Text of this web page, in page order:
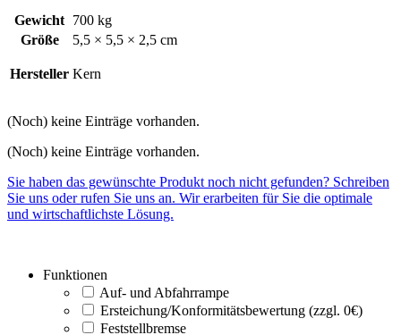
Gewicht 700 kg
Größe
5,5 × 5,5 × 2,5 cm
Hersteller Kern
(Noch) keine Einträge vorhanden.
(Noch) keine Einträge vorhanden.
Sie haben das gewünschte Produkt noch nicht gefunden? Schreiben
Sie uns oder rufen Sie uns an. Wir erarbeiten für Sie die optimale
und wirtschaftlichste Lösung.
Funktionen
Auf- und Abfahrrampe
Ersteichung/Konformitätsbewertung (zzgl. 0€)
Feststellbremse